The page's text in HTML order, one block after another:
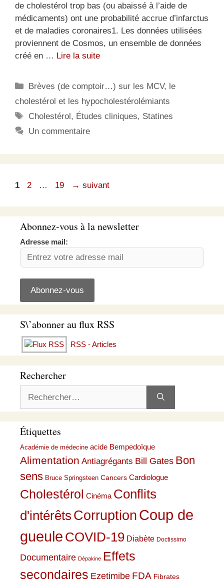
de cholestérol trop bas (ou abaissé à l’aide de
médicaments) ont une probabilité accrue d’infarctus
et de maladies coronaires1. Les données utilisées
proviennent de Cosmos, un ensemble de données
créé en … Lire la suite
Catégories
Brèves (de comptoir…) sur les MCV, le
cholestérol et les hypocholestérolémiants
Étiquettes
Cholestérol, Études cliniques, Statines
Un commentaire
Page
1 Page
2 … Page
19 → suivant
Abonnez-vous à la newsletter
Adresse mail:
S\’abonner au flux RSS
RSS - Articles
Rechercher
Étiquettes
Académie de médecine acide Bempedoïque
Alimentation Antiagrégants Bill Gates Bon
sens Bruce Springsteen Cancers Cardiologue
Cholestérol Cinéma Conflits
d'intérêts CorruptionCoup de
gueule COVID-19 Diabète Doctissimo
Documentaire Dépakine Effets
secondaires Ezetimibe FDA Fibrates